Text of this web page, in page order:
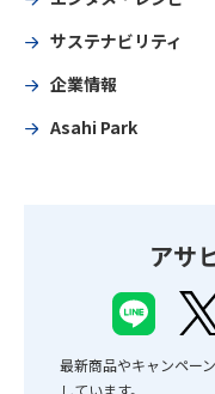
サステナビリティ
企業情報
Asahi Park
アサ
最新商品やキャンペー
しています。